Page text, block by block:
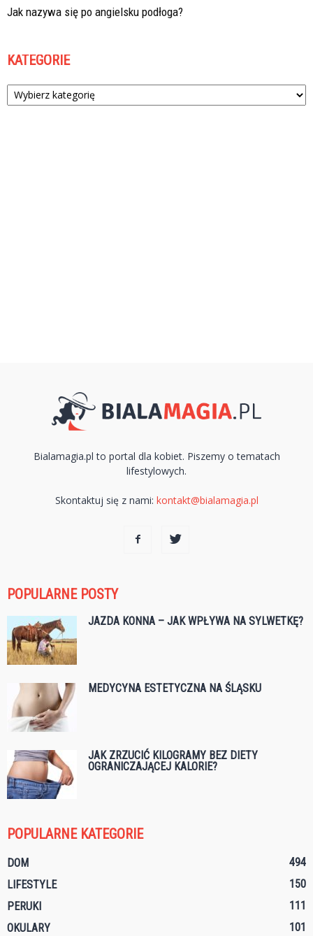
Jak nazywa się po angielsku podłoga?
KATEGORIE
Kategorie
Bialamagia.pl to portal dla kobiet. Piszemy o tematach
lifestylowych.
Skontaktuj się z nami: kontakt@bialamagia.pl
POPULARNE POSTY
JAZDA KONNA – JAK WPŁYWA NA SYLWETKĘ?
MEDYCYNA ESTETYCZNA NA ŚLĄSKU
JAK ZRZUCIĆ KILOGRAMY BEZ DIETY
OGRANICZAJĄCEJ KALORIE?
POPULARNE KATEGORIE
DOM
494
LIFESTYLE
150
PERUKI
111
OKULARY
101